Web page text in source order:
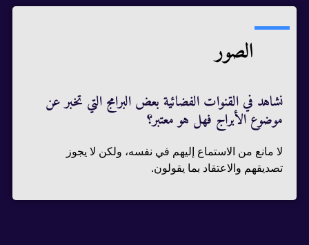
الصور
نشاهد في القنوات الفضائية بعض البرامج التي تخبر عن
موضوع الأبراج فهل هو معتبر؟
لا مانع من الاستماع إليهم في نفسه، ولكن لا يجوز
تصديقهم والاعتقاد بما يقولون.